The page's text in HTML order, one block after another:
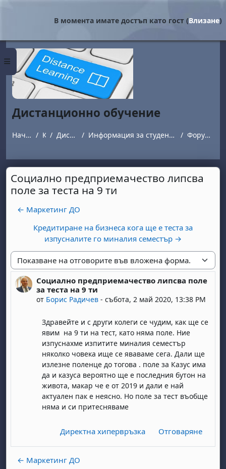
Страничен панел
В момента имате достъп като гост (Влизане)
Дистанционно обучение
Начална страница Курсове Дистанционно обучение Информация за студенти обучаващи се в програми с дистанционна форма на обучение. Форум за въпроси и отговори
Социално предприемачество липсва
поле за теста на 9 ти
← Maркетинг ДО
Кредитиране на бизнеса кога ще е теста за
изпусналите го миналия семестър →
Начин на показване
Социално предприемачество липсва поле
за теста на 9 ти
от Борис Радичев- събота, 2 май 2020, 13:38 PM
Number of replies: 0
Здравейте и с други колеги се чудим, как ще се
явим на 9 ти на тест, като няма поле. Ние
изпуснахме изпитите миналия семестър
няколко човека ище се яваваме сега. Дали ще
излезне поленце до тогова . поле за Казус има
да и казуса вероятно ще е последния бутон на
живота, макар че е от 2019 и дали е най
актуален пак е неясно. Но поле за тест въобще
няма и си притесняваме
Директна хипервръзка Отговаряне
← Maркетинг ДО